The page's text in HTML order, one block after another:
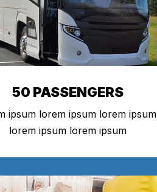
50 PASSENGERS
ipsum lorem ipsum lorem ipsum
lorem ipsum lorem ipsum